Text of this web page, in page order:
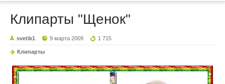
Клипарты "Щенок"
svetik1 9 марта 2009 1 715
Клипарты